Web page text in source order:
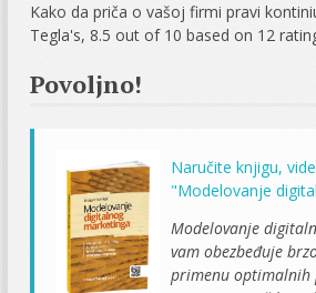
Kako da priča o vašoj firmi pravi
Tegla's,8.5 out of 10 based on 12
Povoljno!
Naručite knjigu,
"Modelovanje
Modelovanje
vam obezbeđuje
primenu optimalnih